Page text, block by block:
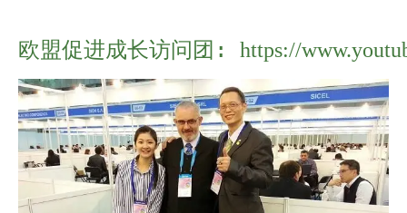
欧盟促进成长访问团: https://